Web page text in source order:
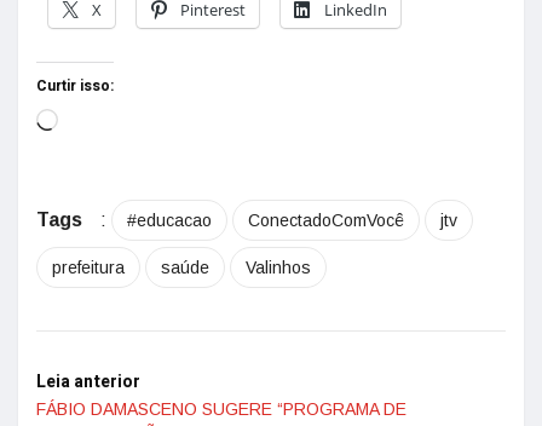
X Pinterest LinkedIn
Curtir isso:
Tags : #educacao ConectadoComVocê jtv
prefeitura saúde Valinhos
Leia anterior
FÁBIO DAMASCENO SUGERE “PROGRAMA DE